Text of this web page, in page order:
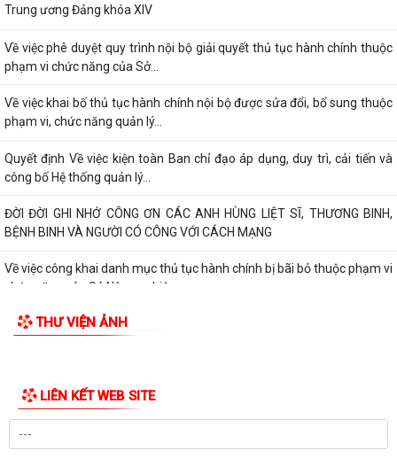
Trung ương Đảng khóa XIV
Về việc phê duyệt quy trình nội bộ giải quyết thủ tục hành chính thuộc
phạm vi chức năng của Sở...
Về việc khai bố thủ tục hành chính nội bộ được sửa đổi, bổ sung thuộc
phạm vi, chức năng quản lý...
Quyết định Về việc kiện toàn Ban chỉ đạo áp dụng, duy trì, cải tiến và
công bố Hệ thống quản lý...
ĐỜI ĐỜI GHI NHỚ CÔNG ƠN CÁC ANH HÙNG LIỆT SĨ, THƯƠNG BINH,
BỆNH BINH VÀ NGƯỜI CÓ CÔNG VỚI CÁCH MẠNG
Về việc công khai danh mục thủ tục hành chính bị bãi bỏ thuộc phạm vi
chức năng của Sở Nông nghiệp...
THẮP SÁNG NGỌN NẾN TRI ÂN – XÃ BÌNH GIANG LAN TỎA ĐẠO LÝ
Luật Phòng, chống tham nhũng, có...
XÃ BÌNH GIANG TỔ CHỨC KỲ HỌP THỨ BA (KỲ HỌP THƯỜNG LỆ GIỮA
THƯ VIỆN ẢNH